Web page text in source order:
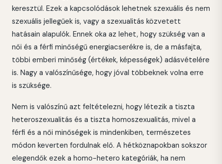
keresztül. Ezek a kapcsolódások lehetnek szexuális és nem
szexuális jellegűek is, vagy a szexualitás közvetett
hatásain alapulók. Ennek oka az lehet, hogy szükség van a
női és a férfi minőségű energiacserékre is, de a másfajta,
többi emberi minőség (értékek, képességek) adásvételére
is. Nagy a valószínűsége, hogy jóval többeknek volna erre
is szüksége.
Nem is valószínű azt feltételezni, hogy létezik a tiszta
heteroszexualitás és a tiszta homoszexualitás, mivel a
férfi és a női minőségek is mindenkiben, természetes
módon keverten fordulnak elő. A hétköznapokban sokszor
elegendők ezek a homo-hetero kategóriák, ha nem